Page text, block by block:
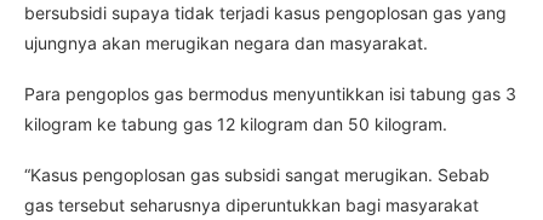
bersubsidi supaya tidak terjadi kasus pengoplosan gas yang
ujungnya akan merugikan negara dan masyarakat.
Para pengoplos gas bermodus menyuntikkan isi tabung gas 3
kilogram ke tabung gas 12 kilogram dan 50 kilogram.
“Kasus pengoplosan gas subsidi sangat merugikan. Sebab
gas tersebut seharusnya diperuntukkan bagi masyarakat